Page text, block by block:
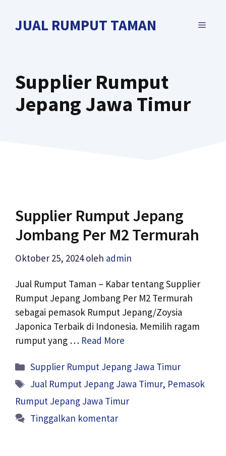
JUAL RUMPUT TAMAN MENU
Supplier Rumput
Jepang Jawa Timur
Supplier Rumput Jepang
Jombang Per M2 Termurah
Oktober 25, 2024 oleh admin
Jual Rumput Taman – Kabar tentang Supplier
Rumput Jepang Jombang Per M2 Termurah
sebagai pemasok Rumput Jepang/Zoysia
Japonica Terbaik di Indonesia. Memilih ragam
rumput yang … Read More
Kategori
Supplier Rumput Jepang Jawa Timur
Tag
Jual Rumput Jepang Jawa Timur, Pemasok
Rumput Jepang Jawa Timur
Tinggalkan komentar